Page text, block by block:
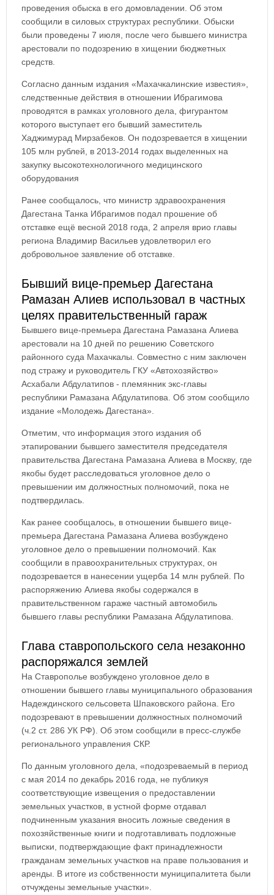
проведения обыска в его домовладении. Об этом
сообщили в силовых структурах республики. Обыски
были проведены 7 июля, после чего бывшего министра
арестовали по подозрению в хищении бюджетных
средств.
Согласно данным издания «Махачкалинские известия»,
следственные действия в отношении Ибрагимова
проводятся в рамках уголовного дела, фигурантом
которого выступает его бывший заместитель
Хаджимурад Мирзабеков. Он подозревается в хищении
105 млн рублей, в 2013-2014 годах выделенных на
закупку высокотехнологичного медицинского
оборудования
Ранее сообщалось, что министр здравоохранения
Дагестана Танка Ибрагимов подал прошение об
отставке ещё весной 2018 года, 2 апреля врио главы
региона Владимир Васильев удовлетворил его
добровольное заявление об отставке.
Бывший вице-премьер Дагестана
Рамазан Алиев использовал в частных
целях правительственный гараж
Бывшего вице-премьера Дагестана Рамазана Алиева
арестовали на 10 дней по решению Советского
районного суда Махачкалы. Совместно с ним заключен
под стражу и руководитель ГКУ «Автохозяйство»
Асхабали Абдулатипов - племянник экс-главы
республики Рамазана Абдулатипова. Об этом сообщило
издание «Молодежь Дагестана».
Отметим, что информация этого издания об
этапировании бывшего заместителя председателя
правительства Дагестана Рамазана Алиева в Москву, где
якобы будет расследоваться уголовное дело о
превышении им должностных полномочий, пока не
подтвердилась.
Как ранее сообщалось, в отношении бывшего вице-
премьера Дагестана Рамазана Алиева возбуждено
уголовное дело о превышении полномочий. Как
сообщили в правоохранительных структурах, он
подозревается в нанесении ущерба 14 млн рублей. По
распоряжению Алиева якобы содержался в
правительственном гараже частный автомобиль
бывшего главы республики Рамазана Абдулатипова.
Глава ставропольского села незаконно
распоряжался землей
На Ставрополье возбуждено уголовное дело в
отношении бывшего главы муниципального образования
Надеждинского сельсовета Шпаковского района. Его
подозревают в превышении должностных полномочий
(ч.2 ст. 286 УК РФ). Об этом сообщили в пресс-службе
регионального управления СКР.
По данным уголовного дела, «подозреваемый в период
с мая 2014 по декабрь 2016 года, не публикуя
соответствующие извещения о предоставлении
земельных участков, в устной форме отдавал
подчиненным указания вносить ложные сведения в
похозяйственные книги и подготавливать подложные
выписки, подтверждающие факт принадлежности
гражданам земельных участков на праве пользования и
аренды. В итоге из собственности муниципалитета были
отчуждены земельные участки».